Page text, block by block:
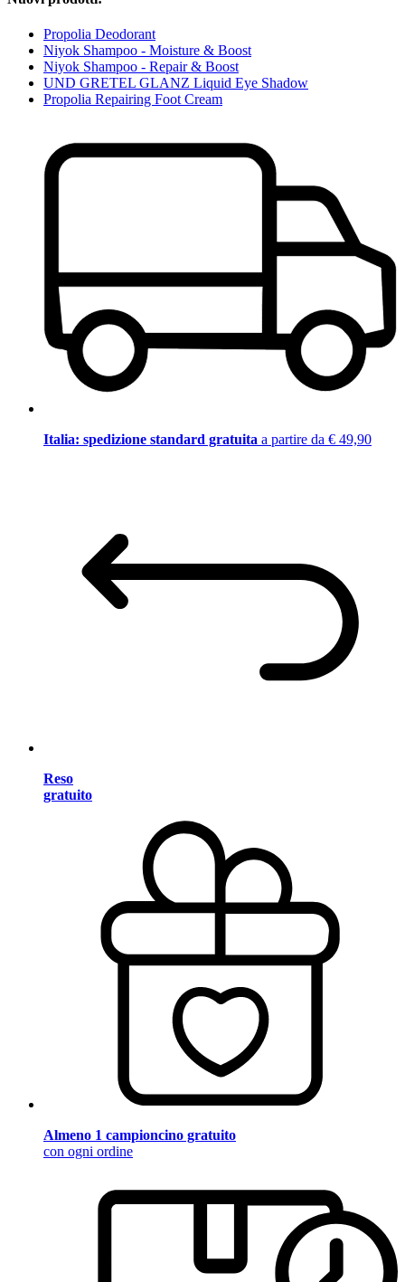
Propolia Deodorant
Niyok Shampoo - Moisture & Boost
Niyok Shampoo - Repair & Boost
UND GRETEL GLANZ Liquid Eye Shadow
Propolia Repairing Foot Cream
Italia: spedizione standard gratuita a partire da € 49,90
Reso
gratuito
Almeno 1 campioncino gratuito
con ogni ordine